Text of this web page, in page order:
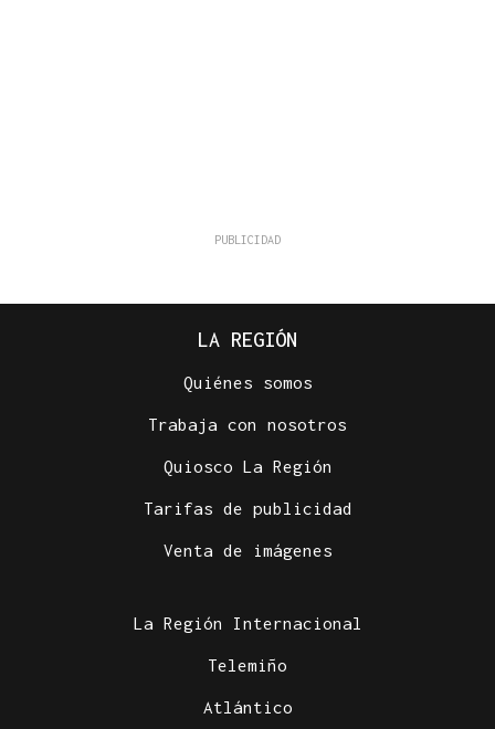
LA REGIÓN
Quiénes somos
Trabaja con nosotros
Quiosco La Región
Tarifas de publicidad
Venta de imágenes
La Región Internacional
Telemiño
Atlántico